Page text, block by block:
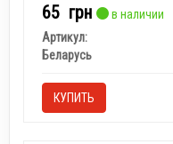
65 грн
в наличии
Артикул:
Беларусь
КУПИТЬ